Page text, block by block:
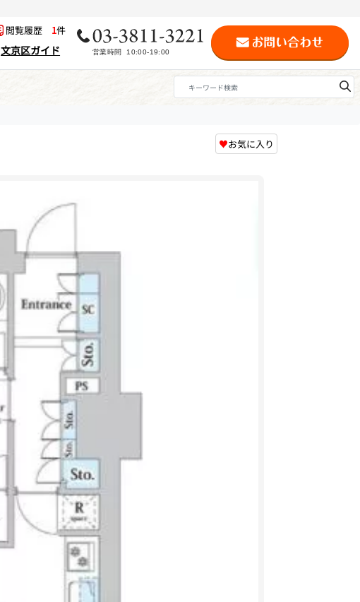
閲覧履歴 1件
文京区ガイド
♥お気に入り